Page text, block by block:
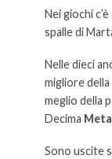
Nei giochi
spalle di
Nelle dieci
migliore della
meglio della
Decima
Sono uscite